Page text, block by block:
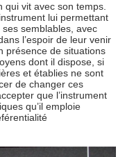
vit avec son temps.
lui permettant
semblables, avec
l’espoir de leur venir
présence de situations
dont il dispose, si
et établies ne sont
de changer ces
que l’instrument
qu’il emploie